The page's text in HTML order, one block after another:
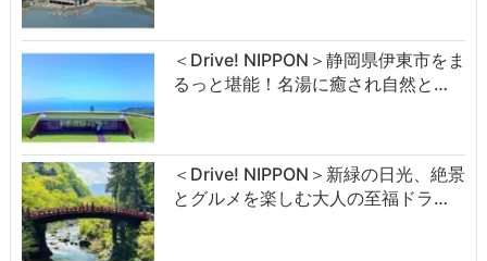
＜Drive! NIPPON＞静岡県伊東市をま
るっと堪能！名湯に癒され自然と…
＜Drive! NIPPON＞新緑の日光、絶景
とグルメを楽しむ大人の至福ドラ…